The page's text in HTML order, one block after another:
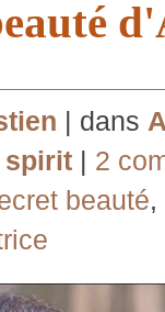
| dans
spirit | 2
beauté,